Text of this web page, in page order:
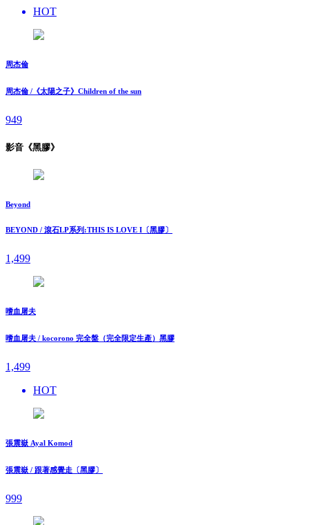
HOT
周杰倫
周杰倫 /《太陽之子》Children of the sun
949
影音《黑膠》
Beyond
BEYOND / 滾石LP系列:THIS IS LOVE I〔黑膠〕
1,499
嗜血屠夫
嗜血屠夫 / kocorono 完全盤（完全限定生產）黑膠
1,499
HOT
張震嶽 Ayal Komod
張震嶽 / 跟著感覺走〔黑膠〕
999